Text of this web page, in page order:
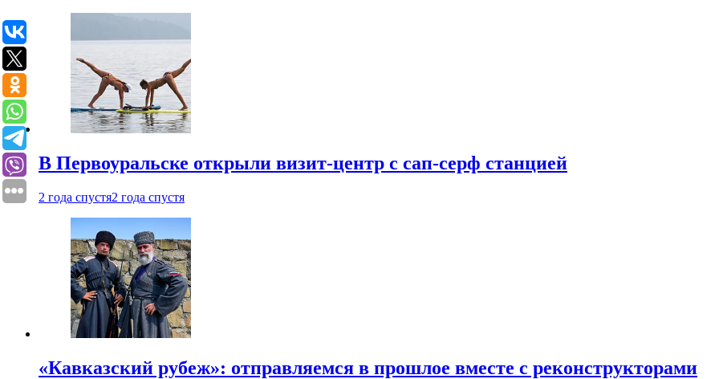
В Первоуральске открыли визит-центр с сап-серф станцией
2 года спустя2 года спустя
«Кавказский рубеж»: отправляемся в прошлое вместе с реконструкторами